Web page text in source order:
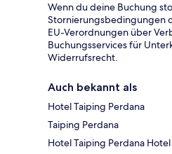
Wenn du deine Buchung
Stornierungsbedingungen
EU-Verordnungen über
Buchungsservices für
Widerrufsrecht.
Auch bekannt als
Hotel Taiping Perdana
Taiping Perdana
Hotel Taiping Perdana Hotel